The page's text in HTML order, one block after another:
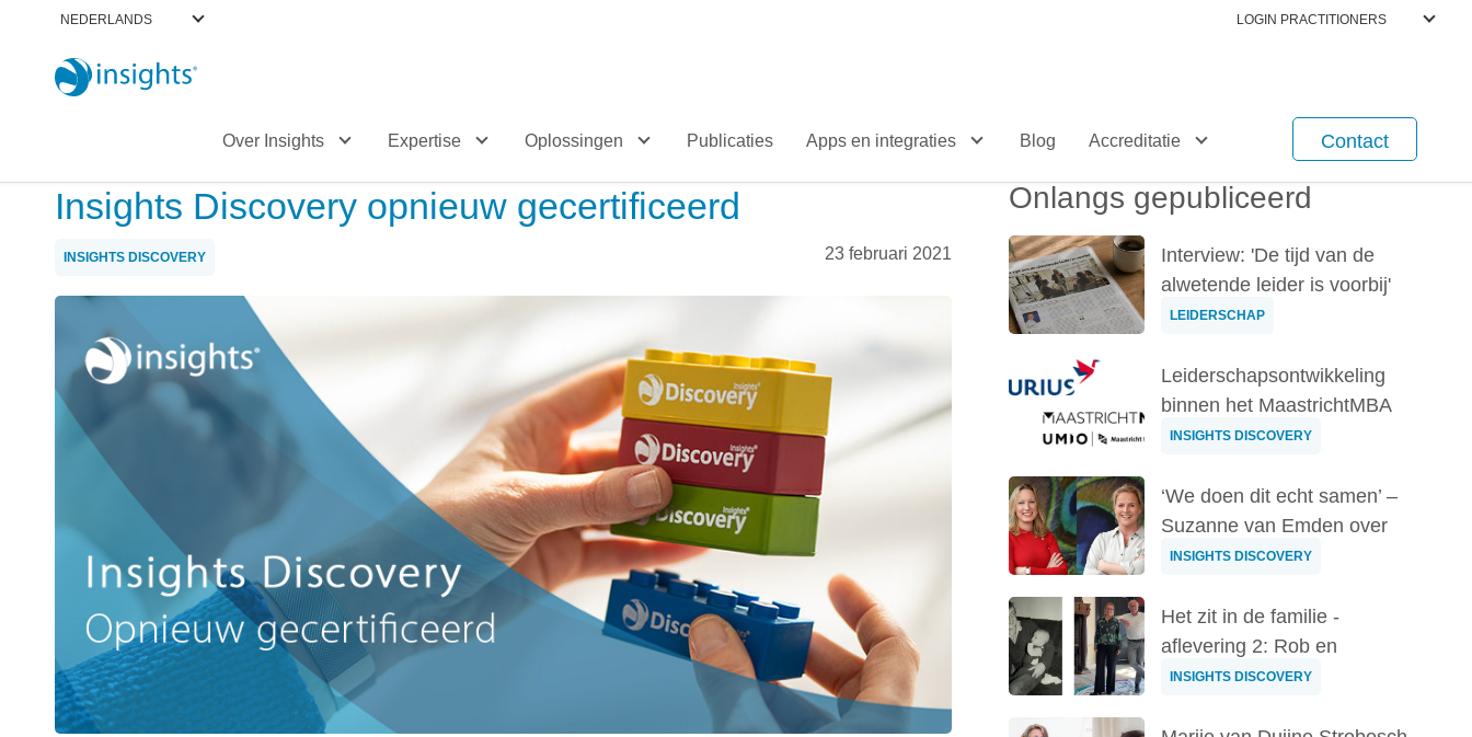
NEDERLANDS LOGIN PRACTITIONERS
Over Insights Expertise Oplossingen Publicaties Apps en integraties Blog Accreditatie Contact
Insights Discovery opnieuw gecertificeerd
23 februari 2021
INSIGHTS DISCOVERY
Onlangs gepubliceerd
Interview: 'De tijd van de
alwetende leider is voorbij'
LEIDERSCHAP
Leiderschapsontwikkeling
binnen het MaastrichtMBA
INSIGHTS DISCOVERY
‘We doen dit echt samen’ –
Suzanne van Emden over
12,5 jaar ...
INSIGHTS DISCOVERY
Het zit in de familie -
aflevering 2: Rob en
Hanneke van der...
INSIGHTS DISCOVERY